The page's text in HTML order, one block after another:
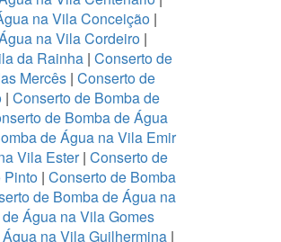
na Vila Conceição |
na Vila Cordeiro |
da Rainha | Conserto de
Mercês| Conserto de
| Conserto de Bomba de
de Bomba de Água
de Água na Vila Emir
Vila Ester| Conserto de
Pinto| Conserto de Bomba
de Bomba de Água na
Água na Vila Gomes
na Vila Guilhermina |